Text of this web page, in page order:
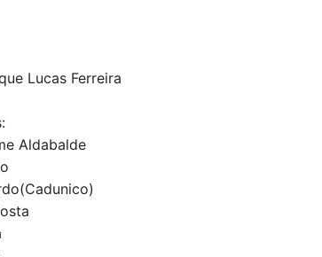
Lucas Ferreira
Aldabalde